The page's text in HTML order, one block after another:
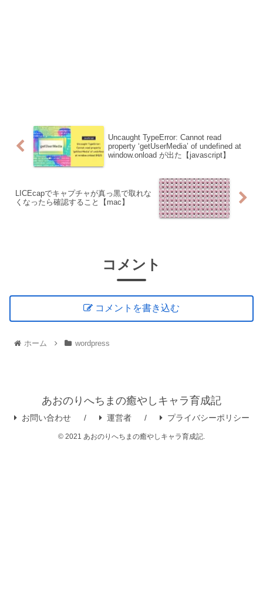
Uncaught TypeError: Cannot read
property ‘getUserMedia’ of undefined at
window.onload が出た【javascript】
LICEcapでキャプチャが真っ黒で取れな
くなったら確認すること【mac】
コメント
コメントを書き込む
ホーム wordpress
あおのりへちまの癒やしキャラ育成記
お問い合わせ 運営者 プライバシーポリシー
© 2021 あおのりへちまの癒やしキャラ育成記.